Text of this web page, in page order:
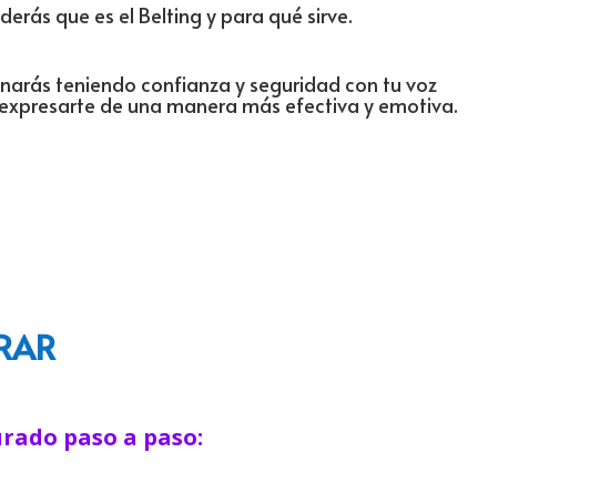
que es el Belting y para qué sirve.
teniendo confianza y seguridad con tu voz
de una manera más efectiva y emotiva.
paso a paso: